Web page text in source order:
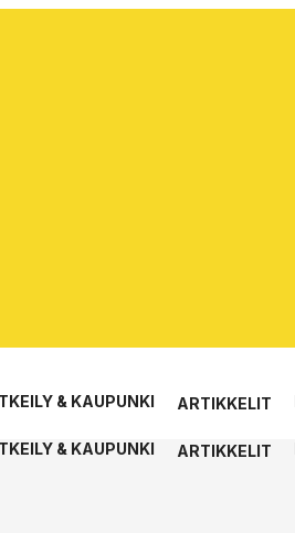
& KAUPUNKI ARTIKKELIT
& KAUPUNKI ARTIKKELIT